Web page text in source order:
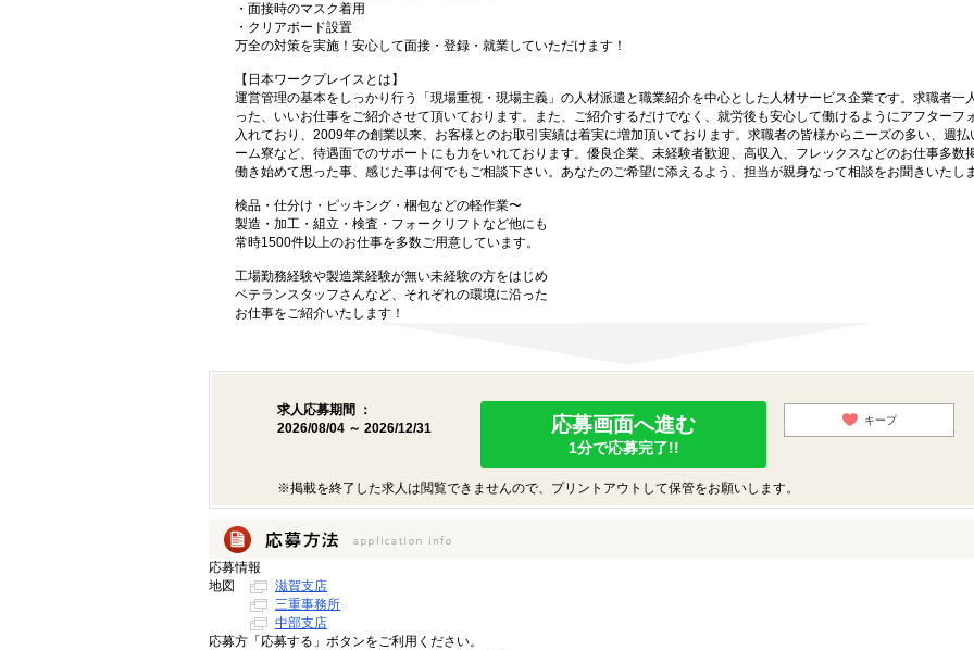
・面接時のマスク着用
・クリアボード設置
万全の対策を実施！安心して面接・登録・就業していただけます！
【日本ワークプレイスとは】
運営管理の基本をしっかり行う「現場重視・現場主義」の人材派遣と職業紹介を中心とした人材サービス企業です。求職者一
った、いいお仕事をご紹介させて頂いております。また、ご紹介するだけでなく、就労後も安心して働けるようにアフターフ
入れており、2009年の創業以来、お客様とのお取引実績は着実に増加頂いております。求職者の皆様からニーズの多い、週払
ーム寮など、待遇面でのサポートにも力をいれております。優良企業、未経験者歓迎、高収入、フレックスなどのお仕事多数
働き始めて思った事、感じた事は何でもご相談下さい。あなたのご希望に添えるよう、担当が親身なって相談をお聞きいたしま
検品・仕分け・ピッキング・梱包などの軽作業〜
製造・加工・組立・検査・フォークリフトなど他にも
常時1500件以上のお仕事を多数ご用意しています。
工場勤務経験や製造業経験が無い未経験の方をはじめ
ベテランスタッフさんなど、それぞれの環境に沿った
お仕事をご紹介いたします！
求人応募期間 ：
2026/08/04 ～ 2026/12/31
応募画面へ進む
1分で応募完了!!
キープ
※掲載を終了した求人は閲覧できませんので、プリントアウトして保管をお願いします。
応募情報
地図
滋賀支店
三重事務所
中部支店
応募方 「応募する」ボタンをご利用ください。